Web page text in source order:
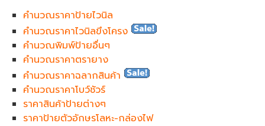
คำนวณราคาป้ายไวนิล
คำนวณราคาไวนิลขึงโครง
คำนวณพิมพ์ป้ายอื่นๆ
คำนวณราคาตรายาง
คำนวณราคาฉลากสินค้า
คำนวณราคาโบว์ชัวร์
ราคาสินค้าป้ายต่างๆ
ราคาป้ายตัวอักษรโลหะ-กล่องไฟ